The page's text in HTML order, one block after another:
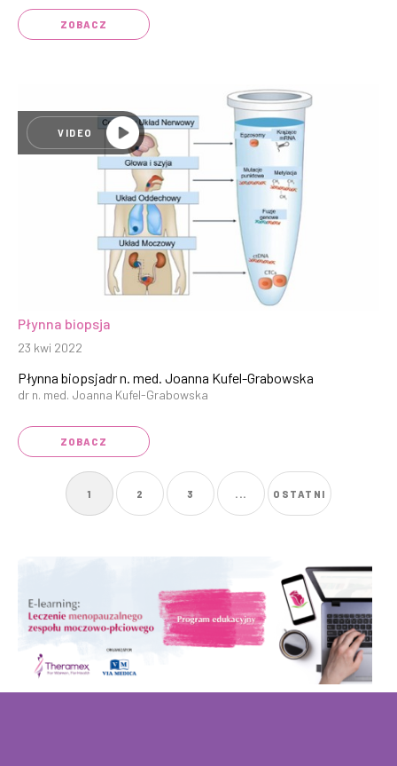
ZOBACZ
VIDEO
Płynna biopsja
23 kwi 2022
Płynna biopsjadr n. med. Joanna Kufel-Grabowska
dr n. med. Joanna Kufel-Grabowska
ZOBACZ
1 2 3 OSTATNI